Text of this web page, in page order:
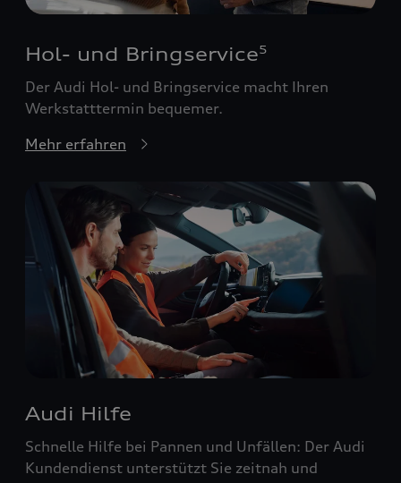
Hol- und Bringservice5
Der Audi Hol- und Bringservice macht Ihren
Werkstatttermin bequemer.
Mehr erfahren
Audi Hilfe
Schnelle Hilfe bei Pannen und Unfällen: Der Audi
Kundendienst unterstützt Sie zeitnah und